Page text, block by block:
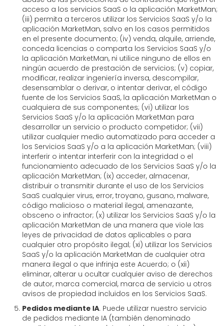
acceso a los servicios SaaS o la aplicación MarketMan;
(iii) permita a terceros utilizar los Servicios SaaS y/o la
aplicación MarketMan, salvo en los casos permitidos
en el presente documento; (iv) venda, alquile, arriende,
conceda licencias o comparta los Servicios SaaS y/o
la aplicación MarketMan, ni utilice ninguno de ellos en
ningún acuerdo de prestación de servicios; (v) copiar,
modificar, realizar ingeniería inversa, descompilar,
desensamblar o derivar, o intentar derivar, el código
fuente de los Servicios SaaS, la aplicación MarketMan o
cualquiera de sus componentes; (vi) utilizar los
Servicios SaaS y/o la aplicación MarketMan para
desarrollar un servicio o producto competidor; (vii)
utilizar cualquier medio automatizado para acceder a
los Servicios SaaS y/o a la aplicación MarketMan; (viii)
interferir o intentar interferir con la integridad o el
funcionamiento adecuado de los Servicios SaaS y/o la
aplicación MarketMan; (ix) acceder, almacenar,
distribuir o transmitir durante el uso de los Servicios
SaaS cualquier virus, error, troyano, gusano, malware,
código malicioso o material ilegal, amenazante,
obsceno o infractor; (x) utilizar los Servicios SaaS y/o la
aplicación MarketMan de una manera que viole las
leyes de privacidad de datos aplicables o para
cualquier otro propósito ilegal; (xi) utilizar los Servicios
SaaS y/o la aplicación MarketMan de cualquier otra
manera ilegal o que infrinja este Acuerdo; o (xii)
eliminar, alterar u ocultar cualquier aviso de derechos
de autor, marca comercial, marca de servicio u otros
avisos de propiedad incluidos en los Servicios SaaS.
Pedidos mediante IA. Puede utilizar nuestro servicio
de pedidos mediante IA (también denominado